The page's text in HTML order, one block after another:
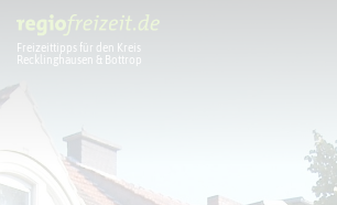
Freizeittipps für den Kreis
Recklinghausen & Bottrop
Sport + Bewegung